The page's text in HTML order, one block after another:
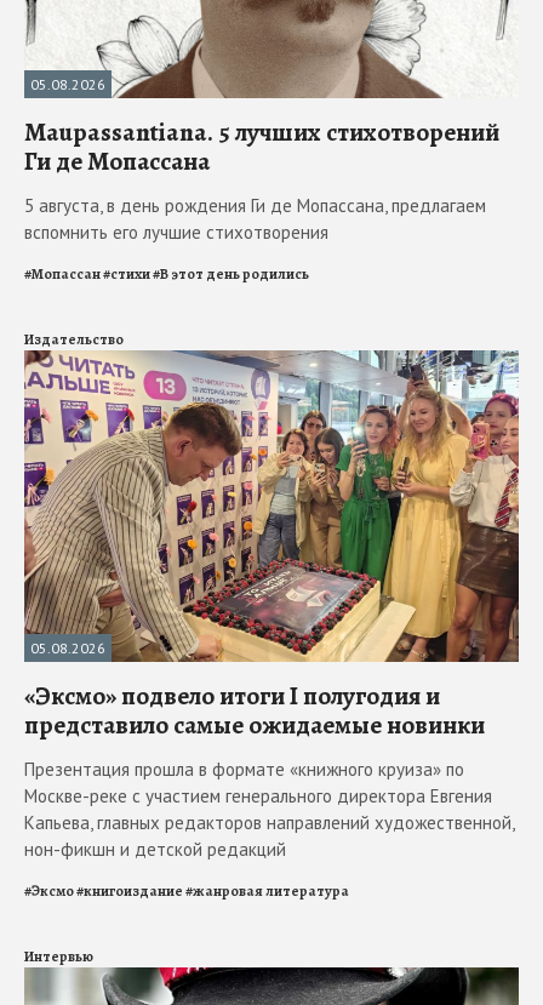
05.08.2026
Maupassantiana. 5 лучших стихотворений
Ги де Мопассана
5 августа, в день рождения Ги де Мопассана, предлагаем
вспомнить его лучшие стихотворения
#Мопассан#стихи#В этот день родились
Издательство
05.08.2026
«Эксмо» подвело итоги I полугодия и
представило самые ожидаемые новинки
Презентация прошла в формате «книжного круиза» по
Москве-реке с участием генерального директора Евгения
Капьева, главных редакторов направлений художественной,
нон-фикшн и детской редакций
#Эксмо#книгоиздание#жанровая литература
Интервью